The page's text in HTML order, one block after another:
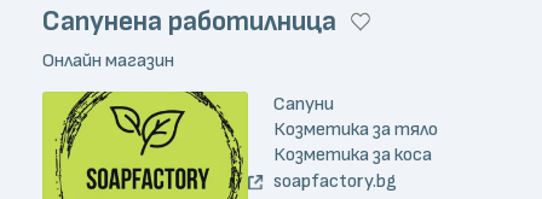
Сапунена работилница
Онлайн магазин
Сапуни
Козметика за тяло
Козметика за коса
soapfactory.bg